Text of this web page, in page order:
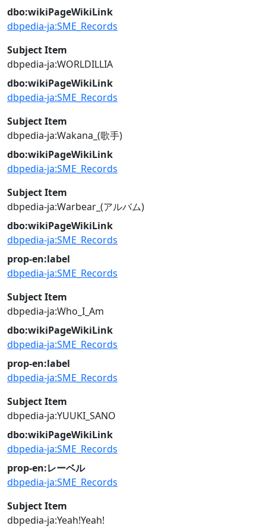
dbo:wikiPageWikiLink
dbpedia-ja:SME_Records
Subject Item
dbpedia-ja:WORLDILLIA
dbo:wikiPageWikiLink
dbpedia-ja:SME_Records
Subject Item
dbpedia-ja:Wakana_(歌手)
dbo:wikiPageWikiLink
dbpedia-ja:SME_Records
Subject Item
dbpedia-ja:Warbear_(アルバム)
dbo:wikiPageWikiLink
dbpedia-ja:SME_Records
prop-en:label
dbpedia-ja:SME_Records
Subject Item
dbpedia-ja:Who_I_Am
dbo:wikiPageWikiLink
dbpedia-ja:SME_Records
prop-en:label
dbpedia-ja:SME_Records
Subject Item
dbpedia-ja:YUUKI_SANO
dbo:wikiPageWikiLink
dbpedia-ja:SME_Records
prop-en:レーベル
dbpedia-ja:SME_Records
Subject Item
dbpedia-ja:Yeah!Yeah!